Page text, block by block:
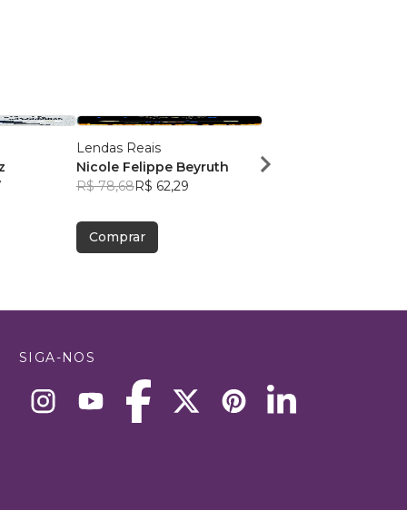
Lendas Reais
Nicole Felippe Beyruth
R$ 78,68R$ 62,29
Comprar
Anne C Beker
SIGA-NOS